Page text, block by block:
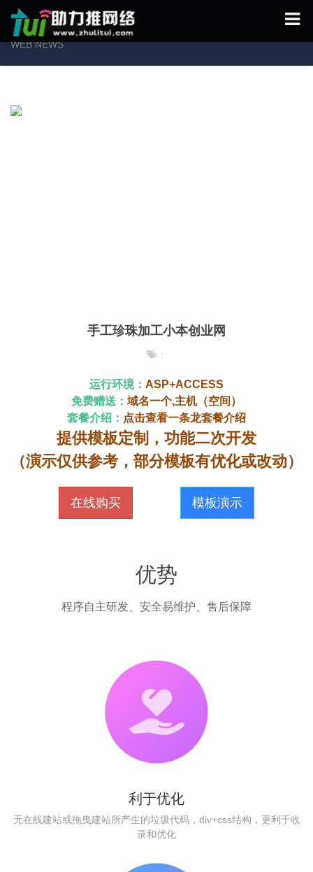
其他类模板
WEB NEWS
手工珍珠加工小本创业网
：
运行环境： ASP+ACCESS
免费赠送： 域名一个,主机（空间）
套餐介绍： 点击查看一条龙套餐介绍
提供模板定制，功能二次开发
（演示仅供参考，部分模板有优化或改动）
在线购买 模板演示
优势
程序自主研发、安全易维护、售后保障
利于优化
无在线建站或拖曳建站所产生的垃圾代码，div+css结构，更利于收
录和优化